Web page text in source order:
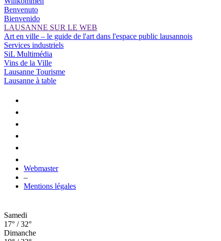
Benvenuto
Bienvenido
LAUSANNE SUR LE WEB
Art en ville – le guide de l'art dans l'espace public lausannois
Services industriels
SiL Multimédia
Vins de la Ville
Lausanne Tourisme
Lausanne à table
Webmaster
–
Mentions légales
Samedi
17° / 32°
Dimanche